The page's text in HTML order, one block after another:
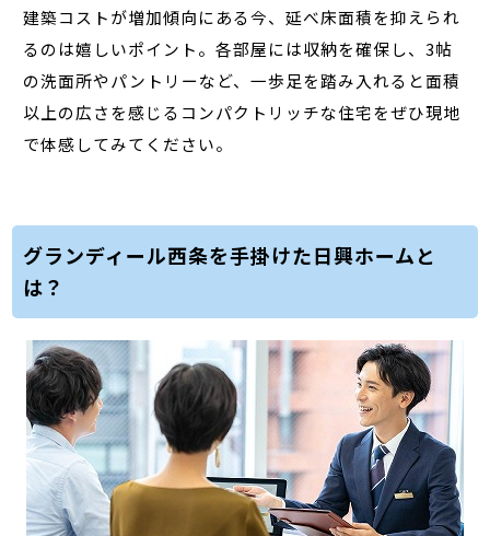
建築コストが増加傾向にある今、延べ床面積を抑えられ
るのは嬉しいポイント。各部屋には収納を確保し、3帖
の洗面所やパントリーなど、一歩足を踏み入れると面積
以上の広さを感じるコンパクトリッチな住宅をぜひ現地
で体感してみてください。
グランディール西条を手掛けた日興ホームと
は？